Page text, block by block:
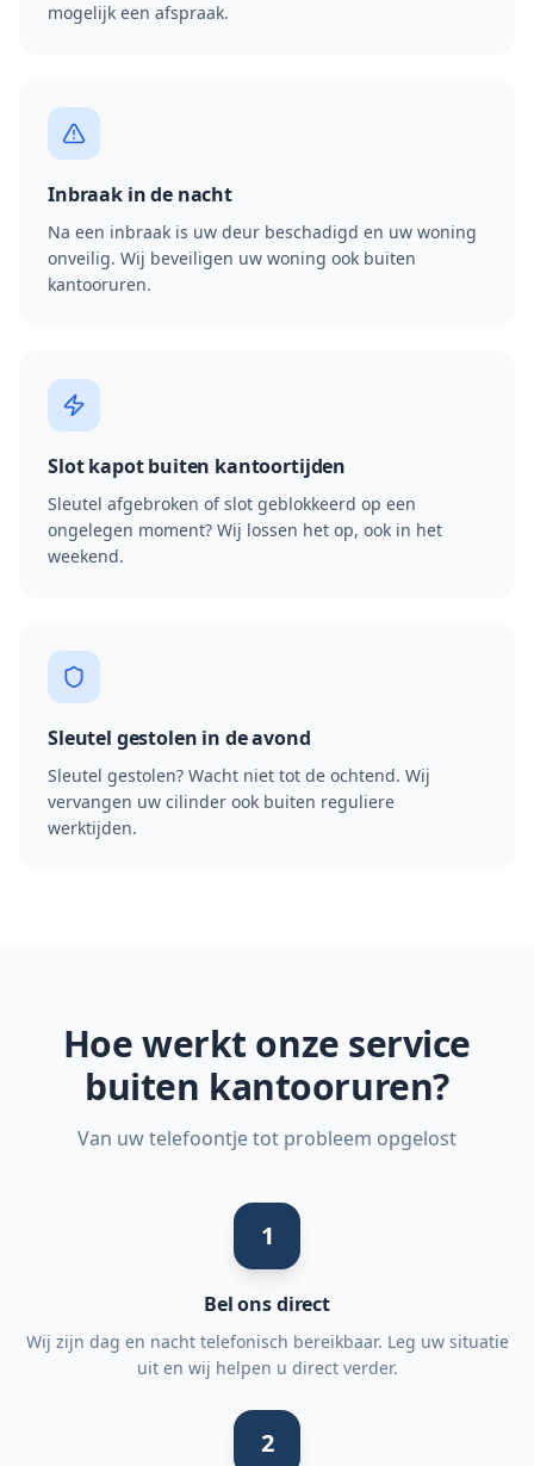
mogelijk een afspraak.
Inbraak in de nacht
Na een inbraak is uw deur beschadigd en uw woning
onveilig. Wij beveiligen uw woning ook buiten
kantooruren.
Slot kapot buiten kantoortijden
Sleutel afgebroken of slot geblokkeerd op een
ongelegen moment? Wij lossen het op, ook in het
weekend.
Sleutel gestolen in de avond
Sleutel gestolen? Wacht niet tot de ochtend. Wij
vervangen uw cilinder ook buiten reguliere
werktijden.
Hoe werkt onze service
buiten kantooruren?
Van uw telefoontje tot probleem opgelost
1
Bel ons direct
Wij zijn dag en nacht telefonisch bereikbaar. Leg uw situatie
uit en wij helpen u direct verder.
2